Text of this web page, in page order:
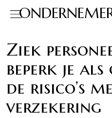
Ziek
beperk je
de risico’s
verzekering